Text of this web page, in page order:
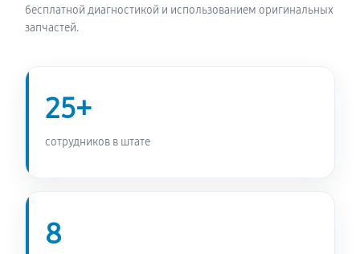
Замена подсветки индикаторов
SCHULTHESS Spirit 660 Anthracite
Замена бака сушильной машины SCHULTHESS Spirit
бесплатной диагностикой и использованием оригинальных
запчастей.
25+
сотрудников в штате
8